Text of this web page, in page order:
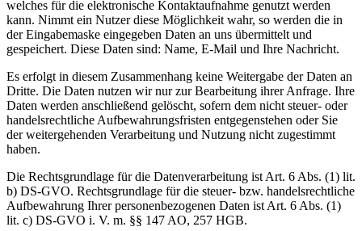
welches für die elektronische Kontaktaufnahme genutzt werden
kann. Nimmt ein Nutzer diese Möglichkeit wahr, so werden die in
der Eingabemaske eingegeben Daten an uns übermittelt und
gespeichert. Diese Daten sind: Name, E-Mail und Ihre Nachricht.
Es erfolgt in diesem Zusammenhang keine Weitergabe der Daten an
Dritte. Die Daten nutzen wir nur zur Bearbeitung ihrer Anfrage. Ihre
Daten werden anschließend gelöscht, sofern dem nicht steuer- oder
handelsrechtliche Aufbewahrungsfristen entgegenstehen oder Sie
der weitergehenden Verarbeitung und Nutzung nicht zugestimmt
haben.
Die Rechtsgrundlage für die Datenverarbeitung ist Art. 6 Abs. (1) lit.
b) DS-GVO. Rechtsgrundlage für die steuer- bzw. handelsrechtliche
Aufbewahrung Ihrer personenbezogenen Daten ist Art. 6 Abs. (1)
lit. c) DS-GVO i. V. m. §§ 147 AO, 257 HGB.